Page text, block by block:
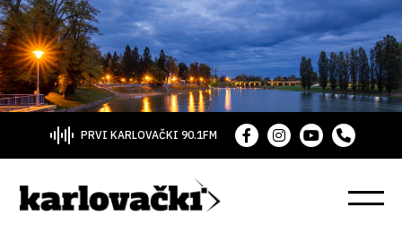
PRVI KARLOVAČKI 90.1FM